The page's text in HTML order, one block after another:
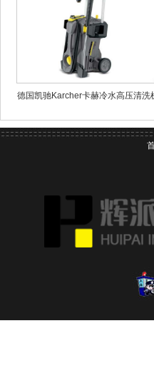
德国凯驰Karcher卡赫冷水高压清洗